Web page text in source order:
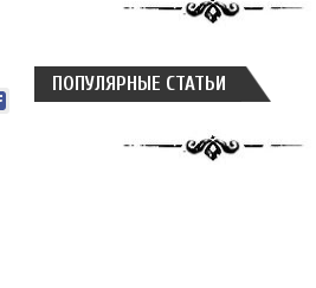
ПОПУЛЯРНЫЕ СТАТЬИ